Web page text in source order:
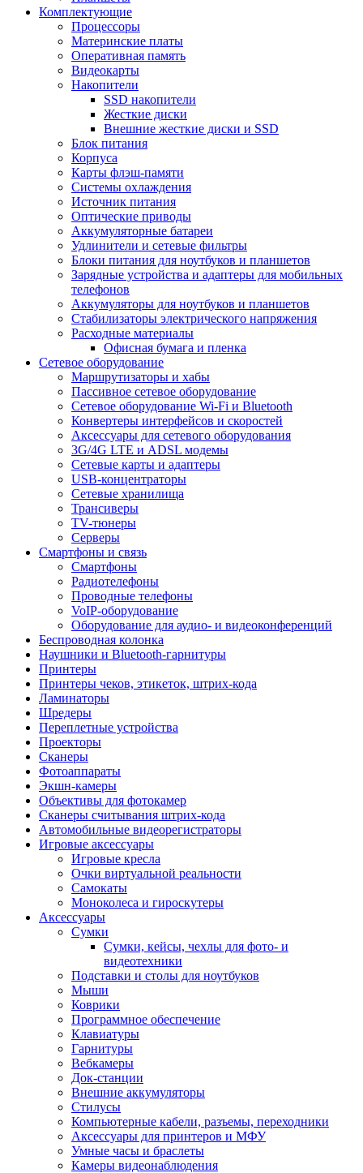
Комплектующие
Процессоры
Материнские платы
Оперативная память
Видеокарты
Накопители
SSD накопители
Жесткие диски
Внешние жесткие диски и SSD
Блок питания
Корпуса
Карты флэш-памяти
Системы охлаждения
Источник питания
Оптические приводы
Аккумуляторные батареи
Удлинители и сетевые фильтры
Блоки питания для ноутбуков и планшетов
Зарядные устройства и адаптеры для мобильных
телефонов
Аккумуляторы для ноутбуков и планшетов
Стабилизаторы электрического напряжения
Расходные материалы
Офисная бумага и пленка
Сетевое оборудование
Маршрутизаторы и хабы
Пассивное сетевое оборудование
Сетевое оборудование Wi-Fi и Bluetooth
Конвертеры интерфейсов и скоростей
Аксессуары для сетевого оборудования
3G/4G LTE и ADSL модемы
Сетевые карты и адаптеры
USB-концентраторы
Сетевые хранилища
Трансиверы
TV-тюнеры
Серверы
Смартфоны и связь
Смартфоны
Радиотелефоны
Проводные телефоны
VoIP-оборудование
Оборудование для аудио- и видеоконференций
Беспроводная колонка
Наушники и Bluetooth-гарнитуры
Принтеры
Принтеры чеков, этикеток, штрих-кода
Ламинаторы
Шредеры
Переплетные устройства
Проекторы
Сканеры
Фотоаппараты
Экшн-камеры
Объективы для фотокамер
Сканеры считывания штрих-кода
Автомобильные видеорегистраторы
Игровые аксессуары
Игровые кресла
Очки виртуальной реальности
Самокаты
Моноколеса и гироскутеры
Аксессуары
Сумки
Сумки, кейсы, чехлы для фото- и
видеотехники
Подставки и столы для ноутбуков
Мыши
Коврики
Программное обеспечение
Клавиатуры
Гарнитуры
Вебкамеры
Док-станции
Внешние аккумуляторы
Стилусы
Компьютерные кабели, разъемы, переходники
Аксессуары для принтеров и МФУ
Умные часы и браслеты
Камеры видеонаблюдения